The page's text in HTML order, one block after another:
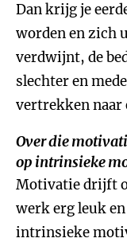
Dan krijg je
worden en zich
verdwijnt, de
slechter en
vertrekken naar
Over die
op intrinsieke
Motivatie drijft
werk erg leuk
intrinsieke